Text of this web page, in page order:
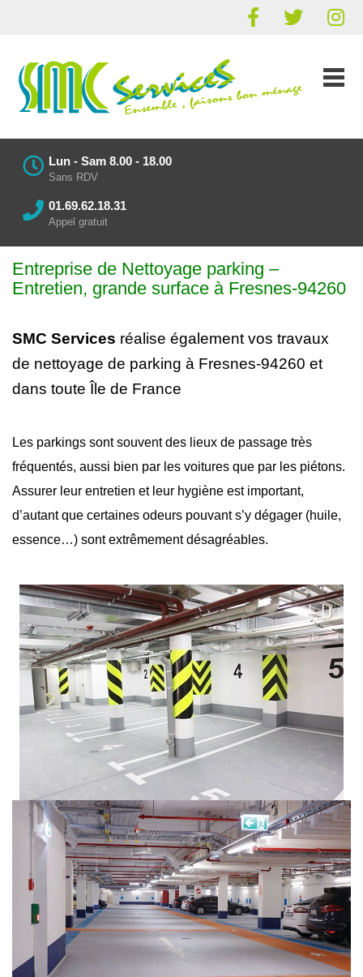
Lun - Sam 8.00 - 18.00
Sans RDV
01.69.62.18.31
Appel gratuit
Entreprise de Nettoyage parking –
Entretien, grande surface à Fresnes-94260
SMC Services réalise également vos travaux
de nettoyage de parking à Fresnes-94260 et
dans toute Île de France
Les parkings sont souvent des lieux de passage très
fréquentés, aussi bien par les voitures que par les piétons.
Assurer leur entretien et leur hygiène est important,
d’autant que certaines odeurs pouvant s’y dégager (huile,
essence…) sont extrêmement désagréables.